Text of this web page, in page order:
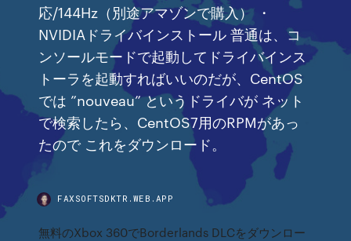
応/144Hz（別途アマゾンで購入） ・
NVIDIAドライバインストール 普通は、コ
ンソールモードで起動してドライバインス
トーラを起動すればいいのだが、CentOS
では ”nouveau” というドライバが ネット
で検索したら、CentOS7用のRPMがあっ
たので これをダウンロード。
FAXSOFTSDKTR.WEB.APP
無料のXbox 360でBorderlands DLCをダウンロー